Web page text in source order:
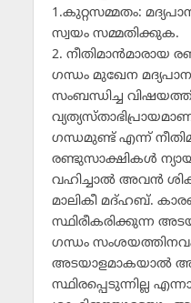
1.കുറ്റസമ്മതം:
സ്വയം സമ്മതിക്കുക.
2. നീതിമാന്‍മാരായ
ഗന്ധം മുഖേന
സംബന്ധിച്ച
ഗന്ധമുണ്ട് എന്ന്
രണ്ടുസാക്ഷികള്‍
വഹിച്ചാല്‍ അവന്‍
മാലികീ മദ്ഹബ്.
സ്ഥിരീകരിക്കുന്ന
ഗന്ധം
അടയാളമാകയാല്‍
സ്ഥിരപ്പെടുന്നില്ല